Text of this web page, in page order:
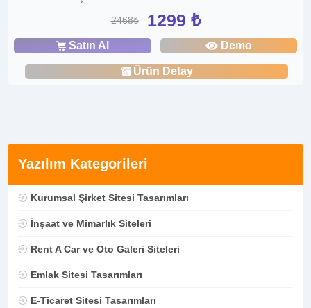
Yazılım Kategorileri
Kurumsal Şirket Sitesi Tasarımları
İnşaat ve Mimarlık Siteleri
Rent A Car ve Oto Galeri Siteleri
Emlak Sitesi Tasarımları
E-Ticaret Sitesi Tasarımları
2468₺ 1299 ₺
Satın Al Demo
Ürün Detay